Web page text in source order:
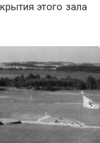
этого зала